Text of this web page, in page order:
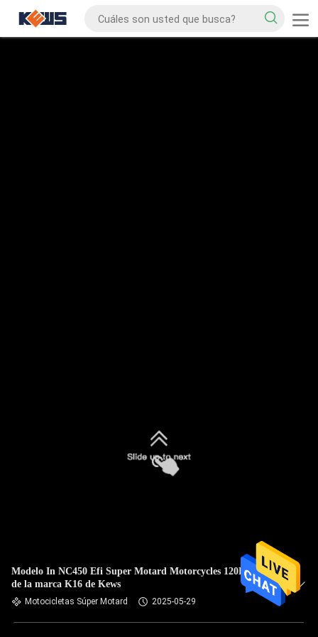
Modelo In NC450 Efi Super Motard Motorcycles 120KM/H
de la marca K16 de Kews
Motocicletas Súper Motard 2025-05-29